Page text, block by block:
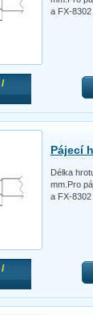
a FX-8302
Pájecí
Délka
mm.Pro
a FX-8302